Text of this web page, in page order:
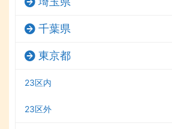
千葉県
東京都
23区内
23区外